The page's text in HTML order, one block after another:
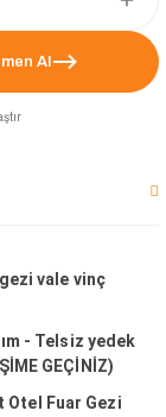
Al
vale vinç
- Telsiz yedek
GEÇİNİZ)
Otel Fuar Gezi